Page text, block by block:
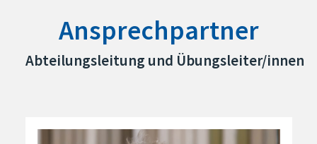
Ansprechpartner
Abteilungsleitung und Übungsleiter/innen